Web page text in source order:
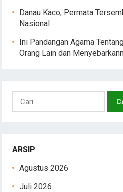
Danau Kaco, Permata
Nasional
Ini Pandangan Agama
Orang Lain dan
Cari
untuk:
ARSIP
Agustus 2026
Juli 2026